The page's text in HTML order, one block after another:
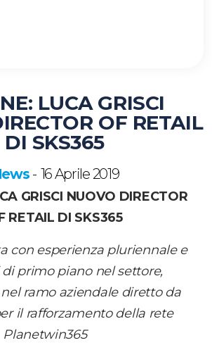
LUCA GRISCI
OF RETAIL
DI SKS365
- 16 Aprile 2019
GRISCI NUOVO DIRECTOR
RETAIL DI SKS365
con esperienza pluriennale e
primo piano nel settore,
ramo aziendale diretto da
il rafforzamento della rete
Planetwin365